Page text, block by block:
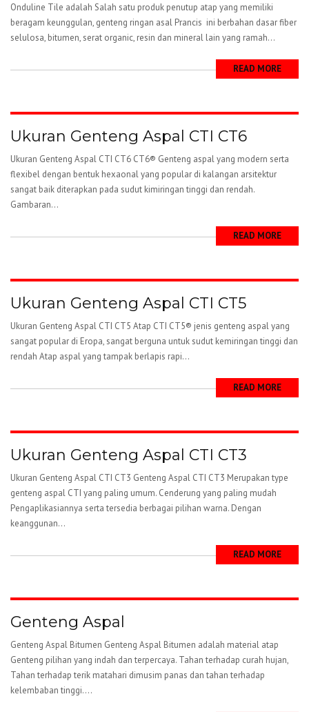
Onduline Tile adalah Salah satu produk penutup atap yang memiliki
beragam keunggulan, genteng ringan asal Prancis ini berbahan dasar fiber
selulosa, bitumen, serat organic, resin dan mineral lain yang ramah...
READ MORE
Ukuran Genteng Aspal CTI CT6
Ukuran Genteng Aspal CTI CT6 CT6® Genteng aspal yang modern serta
flexibel dengan bentuk hexaonal yang popular di kalangan arsitektur
sangat baik diterapkan pada sudut kimiringan tinggi dan rendah.
Gambaran...
READ MORE
Ukuran Genteng Aspal CTI CT5
Ukuran Genteng Aspal CTI CT5 Atap CTI CT5® jenis genteng aspal yang
sangat popular di Eropa, sangat berguna untuk sudut kemiringan tinggi dan
rendah Atap aspal yang tampak berlapis rapi...
READ MORE
Ukuran Genteng Aspal CTI CT3
Ukuran Genteng Aspal CTI CT3 Genteng Aspal CTI CT3 Merupakan type
genteng aspal CTI yang paling umum. Cenderung yang paling mudah
Pengaplikasiannya serta tersedia berbagai pilihan warna. Dengan
keanggunan...
READ MORE
Genteng Aspal
Genteng Aspal Bitumen Genteng Aspal Bitumen adalah material atap
Genteng pilihan yang indah dan terpercaya. Tahan terhadap curah hujan,
Tahan terhadap terik matahari dimusim panas dan tahan terhadap
kelembaban tinggi....